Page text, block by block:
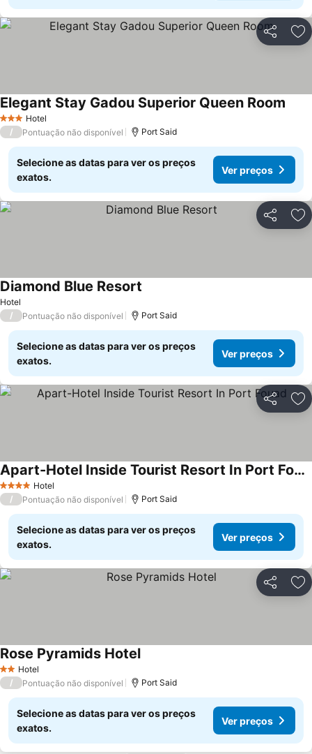
Partilhar
3 EstrelasHotel
Elegant Stay Gadou Superior Queen Room
/ Pontuação não disponível Port Said
Selecione as datas para ver os preços
exatos.
Ver preços
Partilhar
Hotel
Diamond Blue Resort
/ Pontuação não disponível Port Said
Selecione as datas para ver os preços
exatos.
Ver preços
Partilhar
4 EstrelasHotel
Apart-Hotel Inside Tourist Resort In Port Fouad
Ver preços
/ Pontuação não disponível Port Said
Selecione as datas para ver os preços
exatos.
Ver preços
Partilhar
2 Estrelas
Hotel
Rose Pyramids HotelVer preços
/ Pontuação não disponível Port Said
Selecione as datas para ver os preços
exatos.
Ver preços